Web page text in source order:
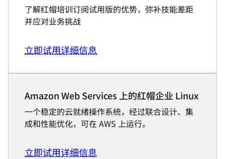
了解红帽培训订阅试用版的优势，弥补技能差距
并应对业务挑战
立即试用详细信息
Amazon Web Services 上的红帽企业 Linux
一个稳定的云就绪操作系统，经过联合设计、集
成和性能优化，可在 AWS 上运行。
立即试用详细信息